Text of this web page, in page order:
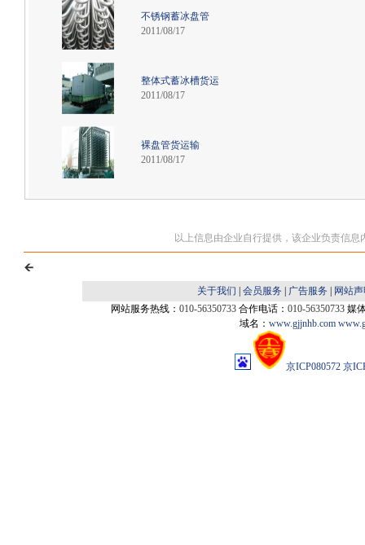
不锈钢蓄冰盘管
2011/08/17
整体式蓄冰槽货运
2011/08/17
裸盘管货运输
2011/08/17
以上信息由企业自行提供，该企业负责信
关于我们 会员服务 广告服务
网站
网站服务热线： 010-56350733 合作电话： 010-56350733 媒
域名： www.gjjnhb.com
京ICP080572 京